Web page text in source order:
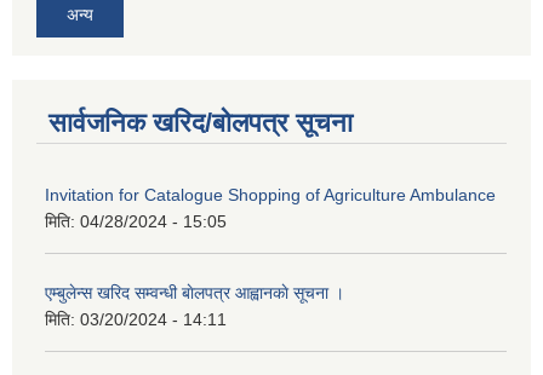
अन्य
सार्वजनिक खरिद/बोलपत्र सूचना
Invitation for Catalogue Shopping of Agriculture Ambulance
मिति: 04/28/2024 - 15:05
एम्बुलेन्स खरिद सम्वन्धी बाेलपत्र आह्वानकाे सूचना ।
मिति: 03/20/2024 - 14:11